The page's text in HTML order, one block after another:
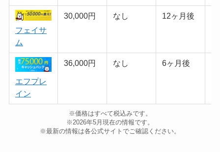
フェイサ
ム
30,000円 なし 12ヶ月後
エフプレ
イン
36,000円 なし 6ヶ月後
※価格はすべて税込みです。
※2026年5月現在の情報です。
※最新の情報は各公式サイトでご確認ください。